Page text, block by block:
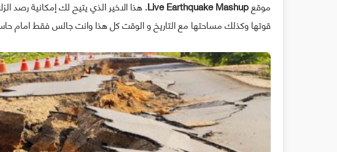
موقعLive Earthquake Mashup. هذا الاخير الذي يتيح لك إمكانية رصد
قوتها وكذلك مساحتها مع التاريخ و الوقت كل هذا وانت جالس فقط امام